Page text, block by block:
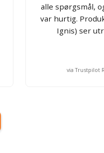
alle spørgsmål,
var hurtig.
Ignis) ser
via Trustpilot